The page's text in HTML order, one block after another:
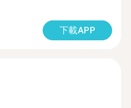
下載APP